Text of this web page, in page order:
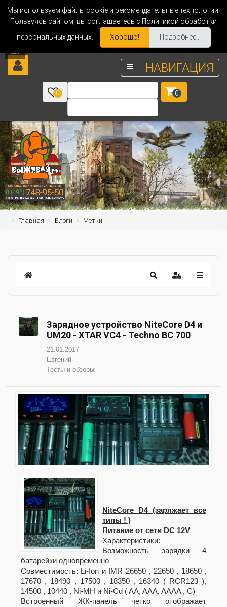
Мы используем файлы cookie и рекомендательные технологии.
Пользуясь сайтом, вы соглашаетесь с Политикой обработки
персональных данных.
Хорошо! Подробнее...
НАВИГАЦИЯ
0 0
Главная Блоги Метки
Зарядное устройство NiteCore D4 и
UM20 - XTAR VC4 - Techno BC 700
21.01.2017
Евгений
Тесты и обзоры
NiteCore D4 (заряжает все
типы ! )
Питание от сети DC 12V
Характеристики:
Возможность зарядки 4
батарейки одновременно
Совместимость: Li-Ion и IMR 26650 , 22650 , 18650 ,
17670 , 18490 , 17500 , 18350 , 16340 ( RCR123 ),
14500 , 10440 , Ni-MH и Ni-Cd ( AA, AAA, AAAA , С)
Встроенный ЖК-панель четко отображает